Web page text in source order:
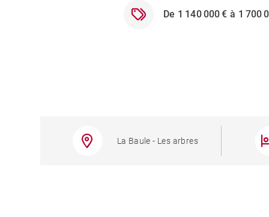
De 1 140 000 € à 1 700
La Baule - Les arbres